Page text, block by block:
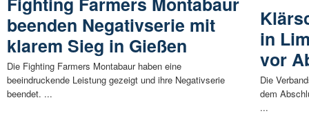
beenden Negativserie mit
klarem Sieg in Gießen
Die Fighting Farmers Montabaur haben eine
beeindruckende Leistung gezeigt und ihre Negativserie
beendet. ...
in
vor
Die
dem
...